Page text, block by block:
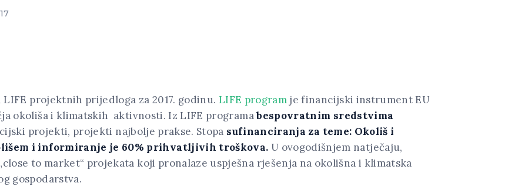
projektnih prijedloga za 2017. godinu. LIFE program je financijski instrument EU
okoliša i klimatskih aktivnosti. Iz LIFE programabespovratnim sredstvima
projekti, projekti najbolje prakse. Stopa sufinanciranja za teme: Okoliš i
i informiranje je 60% prihvatljivih troškova. U ovogodišnjem natječaju,
to market“ projekata koji pronalaze uspješna rješenja na okolišna i klimatska
gospodarstva.